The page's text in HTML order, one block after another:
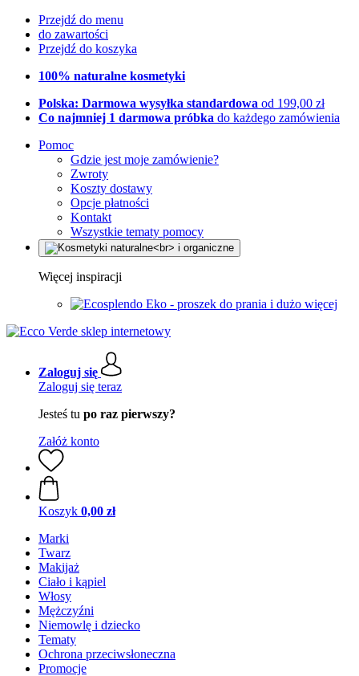
Przejdź do menu
do zawartości
Przejdź do koszyka
100% naturalne kosmetyki
Polska: Darmowa wysyłka standardowa od 199,00 zł
Co najmniej 1 darmowa próbka do każdego zamówienia
Pomoc
Gdzie jest moje zamówienie?
Zwroty
Koszty dostawy
Opcje płatności
Kontakt
Wszystkie tematy pomocy
Więcej inspiracji
Eko - proszek do prania i dużo więcej
Zaloguj się
Zaloguj się teraz
Jesteś tu po raz pierwszy?
Załóż konto
Koszyk 0,00 zł
Marki
Twarz
Makijaż
Ciało i kąpiel
Włosy
Mężczyźni
Niemowlę i dziecko
Tematy
Ochrona przeciwsłoneczna
Promocje